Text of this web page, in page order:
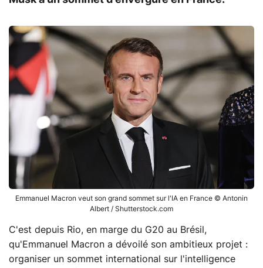
Emmanuel Macron veut son grand sommet sur l'IA en France © Antonin
Albert / Shutterstock.com
C'est depuis Rio, en marge du G20 au Brésil,
qu'Emmanuel Macron a dévoilé son ambitieux projet :
organiser un sommet international sur l'intelligence